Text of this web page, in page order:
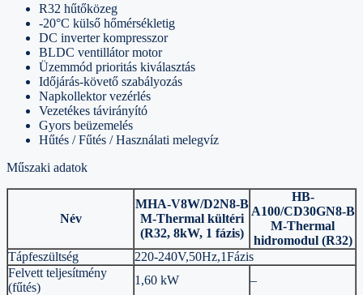
R32 hűtőközeg
-20°C külső hőmérsékletig
DC inverter kompresszor
BLDC ventillátor motor
Üzemmód prioritás kiválasztás
Időjárás-követő szabályozás
Napkollektor vezérlés
Vezetékes távirányító
Gyors beüzemelés
Hűtés / Fűtés / Használati melegvíz
Műszaki adatok
Név
MHA-V8W/D2N8-B
M-Thermal kültéri
(R32, 8kW, 1 fázis)
HB-
A100/CD30GN8-B
M-Thermal
hidromodul (R32)
Tápfeszültség
220-240V,50Hz,1Fázis
Felvett teljesítmény
(fűtés)
1,60 kW
–